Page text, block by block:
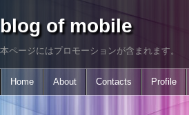
blog of mobile
本ページにはプロモーションが含まれます。
Home About Contacts Profile